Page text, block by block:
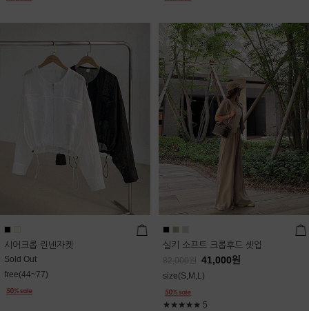
시어크롭 린넨자켓
Sold Out
free(44~77)
실키 소프트 크롭후드 셋업
82,000 41,000원
size(S,M,L)
★★★★★ 5